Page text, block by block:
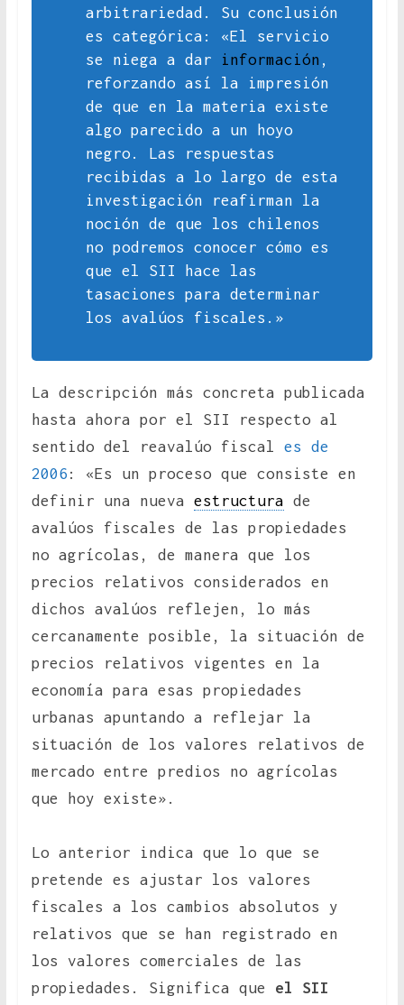
arbitrariedad. Su conclusión
es categórica: «El servicio
se niega a dar
información ,
reforzando así la impresión
de que en la materia existe
algo parecido a un hoyo
negro. Las respuestas
recibidas a lo largo de esta
investigación reafirman la
noción de que los chilenos
no podremos conocer cómo es
que el SII hace las
tasaciones para determinar
los avalúos fiscales.»
La descripción más concreta publicada
hasta ahora por el SII respecto al
sentido del reavalúo fiscal es de
2006 : «Es un proceso que consiste en
definir una nueva estructura de
avalúos fiscales de las propiedades
no agrícolas, de manera que los
precios relativos considerados en
dichos avalúos reflejen, lo más
cercanamente posible, la situación de
precios relativos vigentes en la
economía para esas propiedades
urbanas apuntando a reflejar la
situación de los valores relativos de
mercado entre predios no agrícolas
que hoy existe».
Lo anterior indica que lo que se
pretende es ajustar los valores
fiscales a los cambios absolutos y
relativos que se han registrado en
los valores comerciales de las
propiedades. Significa que el SII